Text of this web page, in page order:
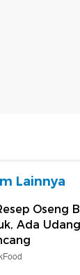
Lainnya
Oseng
Ada